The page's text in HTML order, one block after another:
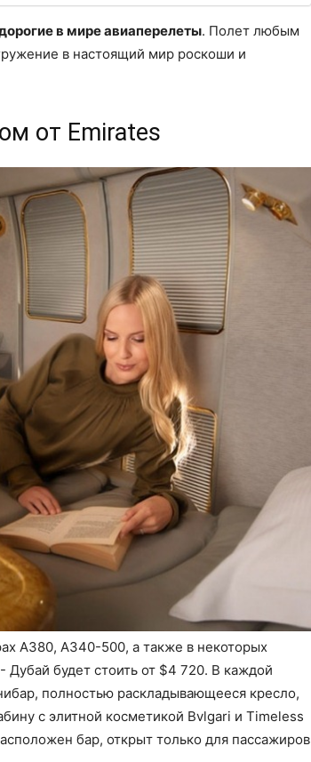
в мире авиаперелеты. Полет любым
в настоящий мир роскоши и
от Emirates
A380, A340-500, а также в некоторых
будет стоить от $4 720. В каждой
полностью раскладывающееся кресло,
с элитной косметикой Bvlgari и Timeless
бар, открыт только для пассажиров